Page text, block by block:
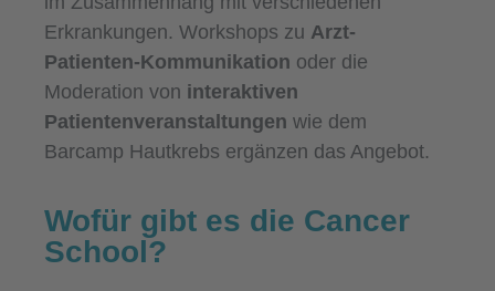
Erkrankungen. Workshops zu Arzt-
Patienten-Kommunikation oder die
Moderation von interaktiven
Patientenveranstaltungen wie dem
Barcamp Hautkrebs ergänzen das Angebot.
Wofür gibt es die Cancer
School?